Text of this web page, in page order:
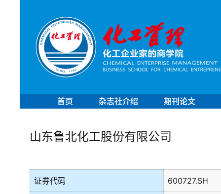
首页 杂志社介绍 期刊论文
山东鲁北化工股份有限公司
证券代码 600727.SH